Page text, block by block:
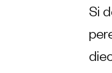
Si